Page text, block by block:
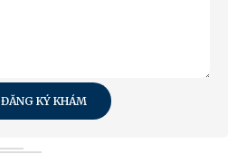
ĐĂNG KÝ KHÁM